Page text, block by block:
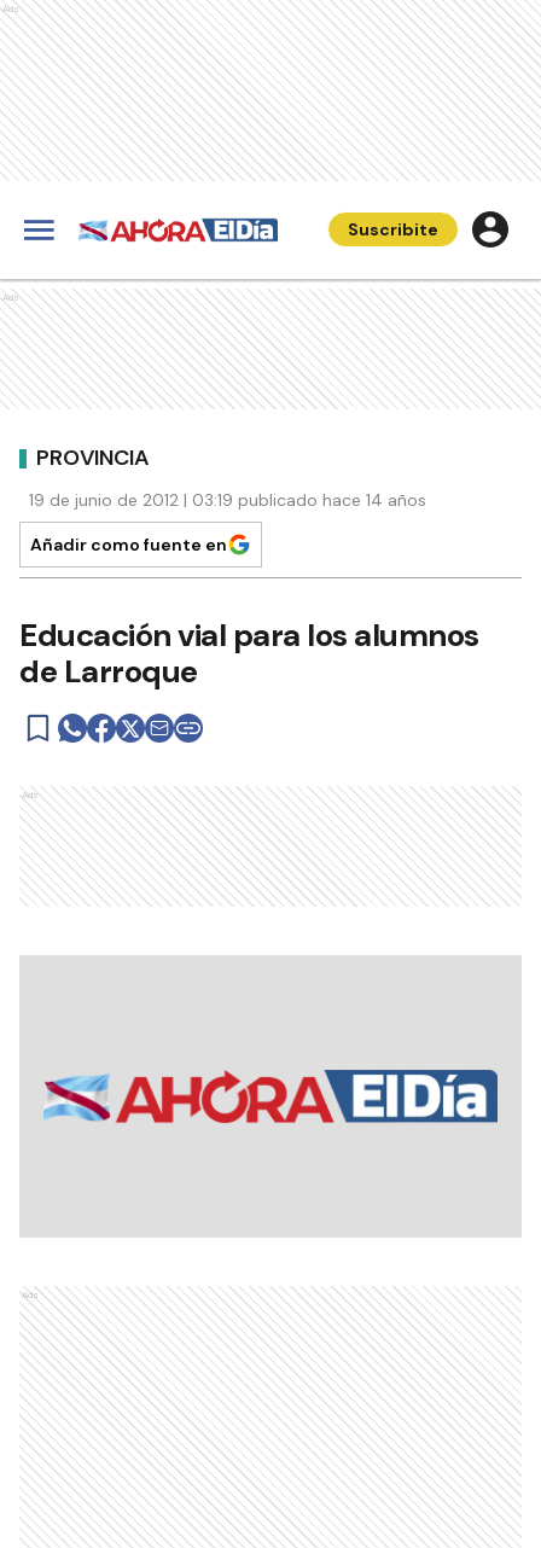
Ads
Suscribite
Ads
PROVINCIA
19 de junio de 2012 | 03:19 publicado hace 14 años
Añadir como fuente en
Educación vial para los alumnos
de Larroque
Ads
Ads